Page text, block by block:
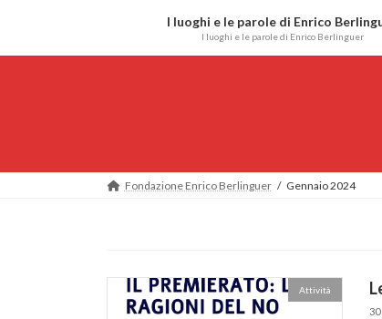
I luoghi e le parole di Enrico
I luoghi e le parole di Enrico Berlinguer
Fondazione Enrico Berlinguer Gennaio 2024
Attività